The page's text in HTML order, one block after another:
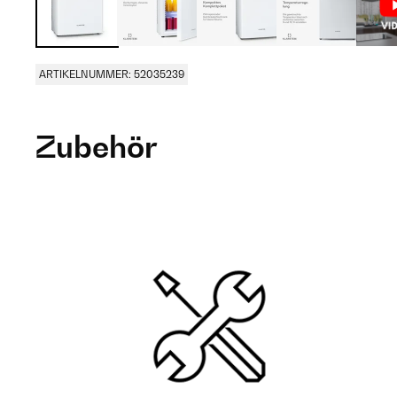
ARTIKELNUMMER: 52035239
Zubehör